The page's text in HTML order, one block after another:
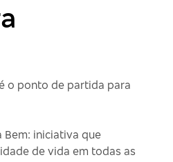
o ponto de partida para
Bem: iniciativa que
de vida em todas as